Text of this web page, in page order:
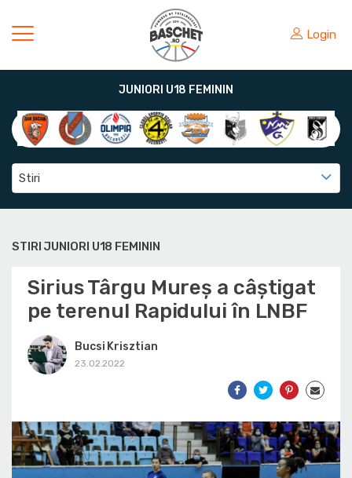
Login
JUNIORI U18 FEMININ
Stiri
STIRI JUNIORI U18 FEMININ
Sirius Târgu Mureș a câștigat
pe terenul Rapidului în LNBF
Bucsi Krisztian
23.02.2022